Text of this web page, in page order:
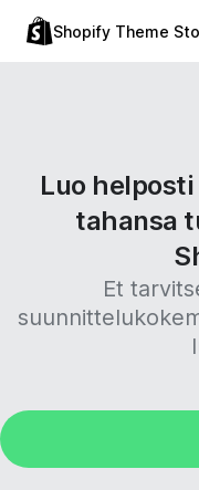
Shopify Theme
Luo
tahansa
Et